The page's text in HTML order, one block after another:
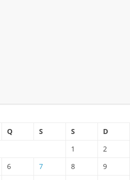
Q S S
D
1
2
6 7 8
9